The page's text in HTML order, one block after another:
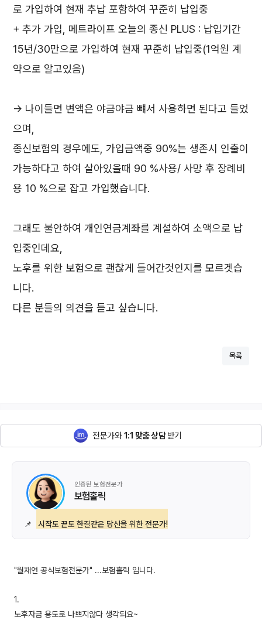
로 가입하여 현재 추납 포함하여 꾸준히 납입중
+ 추가 가입, 메트라이프 오늘의 종신 PLUS : 납입기간
15년/30만으로 가입하여 현재 꾸준히 납입중(1억원 계
약으로 알고있음)
-> 나이들면 변액은 야금야금 뺴서 사용하면 된다고 들었
으며,
종신보험의 경우에도, 가입금액중 90%는 생존시 인출이
가능하다고 하여 살아있을때 90 %사용/ 사망 후 장례비
용 10 %으로 잡고 가입했습니다.
그래도 불안하여 개인연금계좌를 계설하여 소액으로 납
입중인데요,
노후를 위한 보험으로 괜찮게 들어간것인지를 모르겟습
니다.
다른 분들의 의견을 듣고 싶습니다.
목록
전문가와1:1 맞춤 상담받기
인증된 보험전문가
보험홀릭
📌 시작도 끝도 한결같은 당신을 위한 전문가!
"월재연 공식보험전문가" ...보험홀릭 입니다.
1.
노후자금 용도로 나쁘지않다 생각되요~